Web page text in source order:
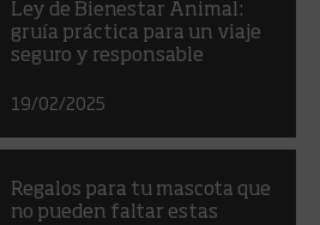
Ley de Bienestar Animal:
gruía práctica para un viaje
seguro y responsable
19/02/2025
Regalos para tu mascota que
no pueden faltar estas